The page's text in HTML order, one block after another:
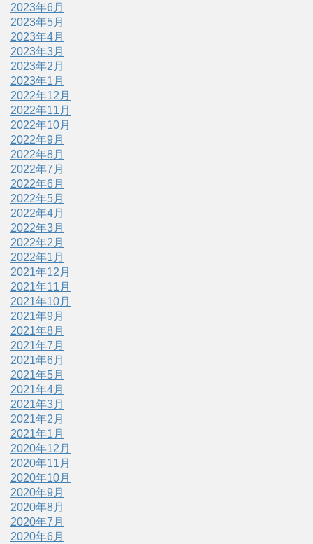
2023年6月
2023年5月
2023年4月
2023年3月
2023年2月
2023年1月
2022年12月
2022年11月
2022年10月
2022年9月
2022年8月
2022年7月
2022年6月
2022年5月
2022年4月
2022年3月
2022年2月
2022年1月
2021年12月
2021年11月
2021年10月
2021年9月
2021年8月
2021年7月
2021年6月
2021年5月
2021年4月
2021年3月
2021年2月
2021年1月
2020年12月
2020年11月
2020年10月
2020年9月
2020年8月
2020年7月
2020年6月